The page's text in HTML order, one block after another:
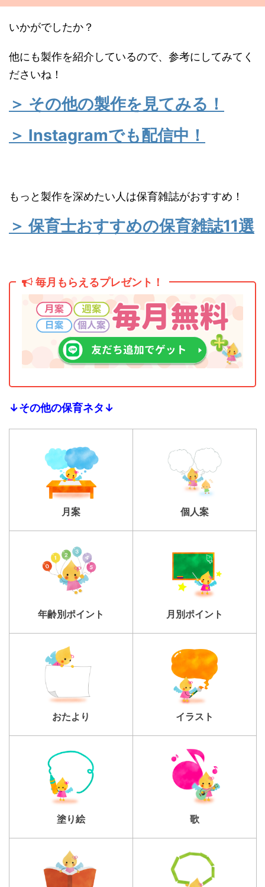
いかがでしたか？
他にも製作を紹介しているので、参考にしてみてく
ださいね！
＞ その他の製作を見てみる！
＞ Instagramでも配信中！
もっと製作を深めたい人は保育雑誌がおすすめ！
＞ 保育士おすすめの保育雑誌11選
毎月もらえるプレゼント！
↓その他の保育ネタ↓
月案 個人案
年齢別ポイント 月別ポイント
おたより イラスト
塗り絵 歌